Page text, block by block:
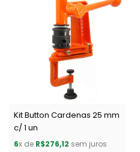
Kit Button Cardenas 25 mm
c/ 1 un
6x de R$276,12 sem juros